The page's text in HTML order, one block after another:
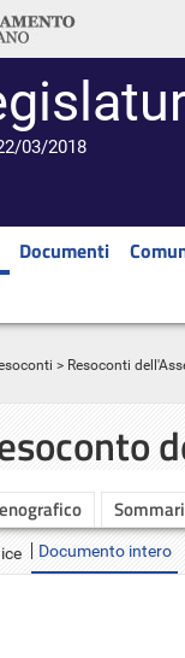
03/2018
Documenti
> Resoconti
Documento intero